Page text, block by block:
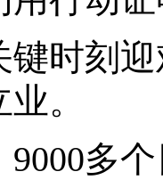
刻迎
。
多个